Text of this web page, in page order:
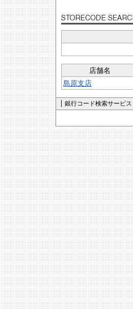
店舗名
島原支店
銀行コード検索サービス